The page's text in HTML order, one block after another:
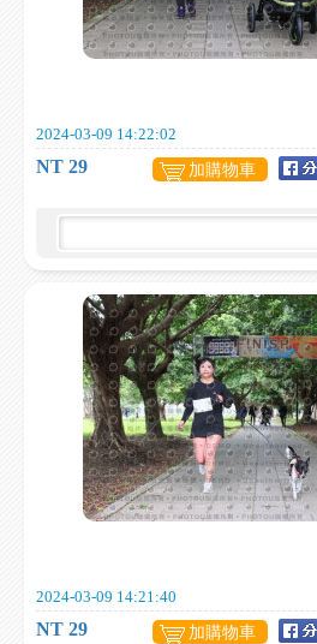
2024-03-09 14:22:02
NT 29 加購物車
2024-03-09 14:21:40
NT 29 加購物車